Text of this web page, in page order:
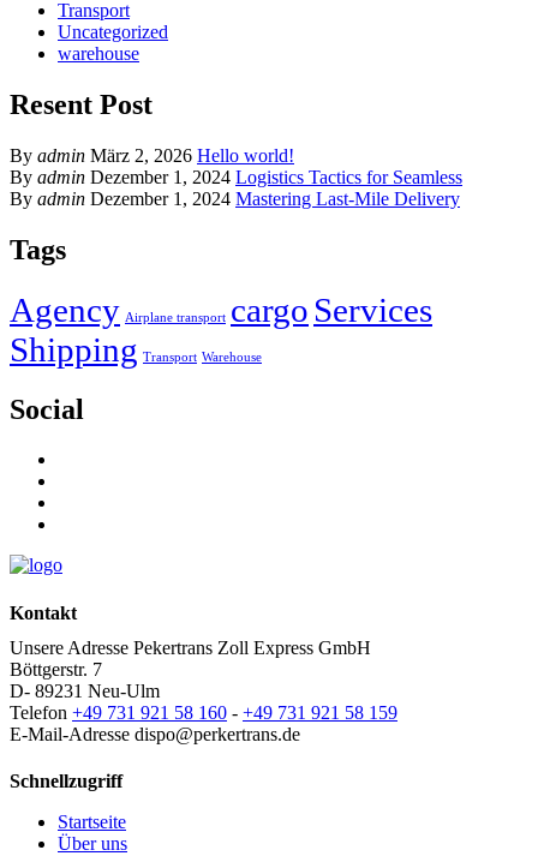
Transport
Uncategorized
warehouse
Resent Post
By admin März 2, 2026 Hello world!
By admin Dezember 1, 2024 Logistics Tactics for Seamless
By admin Dezember 1, 2024 Mastering Last-Mile Delivery
Tags
Agency Airplane transport cargo Services
Shipping Transport Warehouse
Social
Kontakt
Unsere Adresse Pekertrans Zoll Express GmbH
Böttgerstr. 7
D- 89231 Neu-Ulm
Telefon +49 731 921 58 160 - +49 731 921 58 159
E-Mail-Adresse dispo@perkertrans.de
Schnellzugriff
Startseite
Über uns